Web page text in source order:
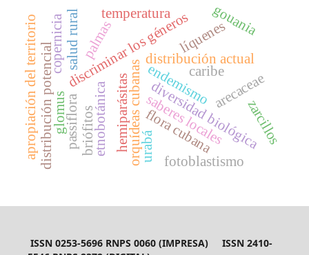
orquídeas cubanas
discriminar los génerosdistribución actual
distribución potencial caribe
endemismo
líquenes
apropiación del territorio diversidad biológica
saberes locales
hemiparásitas flora cubana
etnobotánica
salud rural
urabá
arecaceae
copernicia palmas
briófitos
temperatura
fotoblastismo
glomuspassiflora
gouania
zarcillos
ISSN 0253-5696 RNPS 0060 (IMPRESA) ISSN 2410-